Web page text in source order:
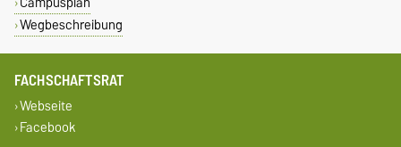
Wegbeschreibung
FACHSCHAFTSRAT
Webseite
Facebook